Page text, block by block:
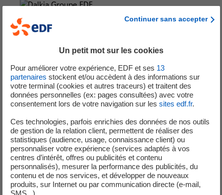
06 Août 2026
ALTERNANCE - TECHNICIEN CVC -
CERTIFICAT DE SPÉCIALISATION H/F
Contrat :Alternance
Lieu :VICHY (03200)
06 Août 2026
ALTERNANCE - TECHNICIEN CVC -
RECONVERSION PROFESSIONNELLE H/F
Continuer sans accepter
Un petit mot sur les cookies
Pour améliorer votre expérience, EDF et ses 13
partenaires stockent et/ou accèdent à des informations sur
votre terminal (cookies et autres traceurs) et traitent des
données personnelles (ex: pages consultées) avec votre
consentement lors de votre navigation sur les sites edf.fr.
Ces technologies, parfois enrichies des données de nos outils
de gestion de la relation client, permettent de réaliser des
statistiques (audience, usage, connaissance client) ou
personnaliser votre expérience (services adaptés à vos
centres d’intérêt, offres ou publicités et contenu
personnalisés), mesurer la performance des publicités, du
contenu et de nos services, et développer de nouveaux
produits, sur Internet ou par communication directe (e-mail,
SMS...).